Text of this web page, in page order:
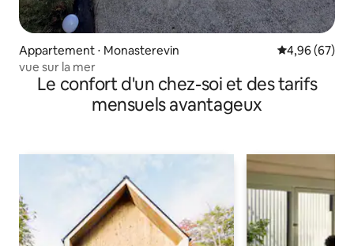
Appartement ⋅ Monasterevin Évaluation
4,96 (67)
vue sur la mer
Le confort d'un chez-soi et des tarifs
mensuels avantageux